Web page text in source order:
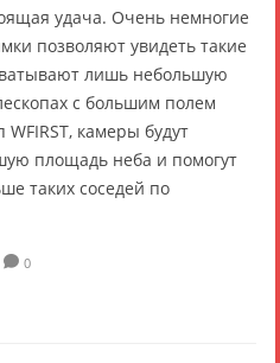
удача. Очень немногие
позволяют увидеть такие
лишь небольшую
с большим полем
WFIRST, камеры будут
площадь неба и помогут
таких соседей по
0